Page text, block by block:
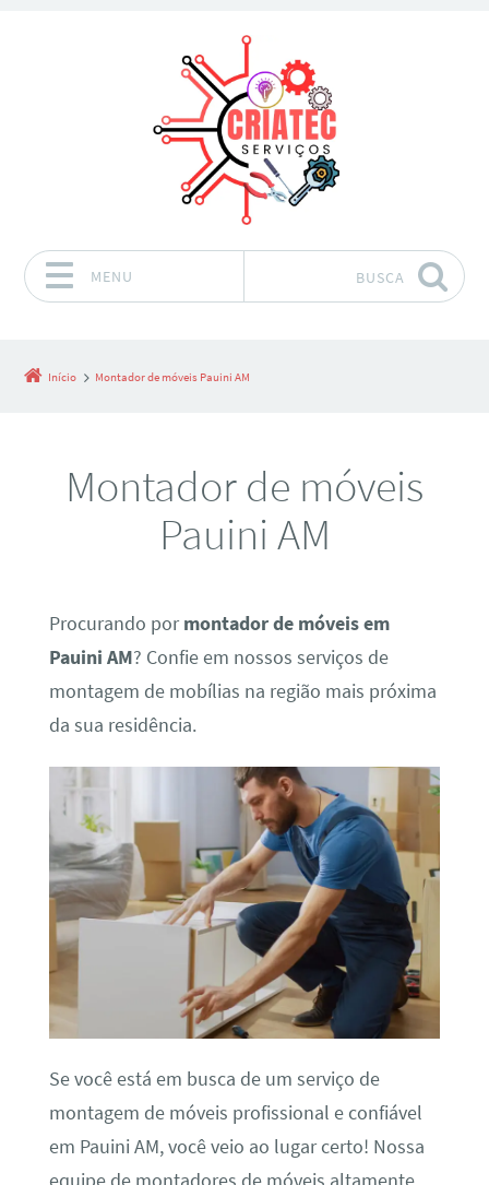
MENU BUSCA
Início Montador de móveis Pauini AM
Montador de móveis
Pauini AM
Procurando pormontador de móveis em
Pauini AM? Confie em nossos serviços de
montagem de mobílias na região mais próxima
da sua residência.
Se você está em busca de um serviço de
montagem de móveis profissional e confiável
em Pauini AM, você veio ao lugar certo! Nossa